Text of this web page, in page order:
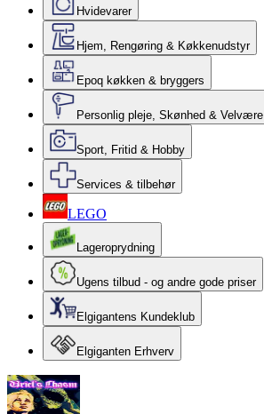
Hvidevarer
Hjem, Rengøring & Køkkenudstyr
Epoq køkken & bryggers
Personlig pleje, Skønhed & Velvære
Sport, Fritid & Hobby
Services & tilbehør
LEGO
Lageroprydning
Ugens tilbud - og andre gode priser
Elgigantens Kundeklub
Elgiganten Erhverv